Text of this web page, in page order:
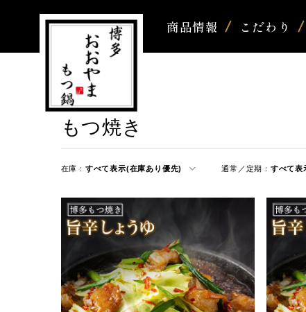
商品情報 こだわり
もつ焼き
在庫： すべて表示(在庫あり優先) 通常／定期： すべて表